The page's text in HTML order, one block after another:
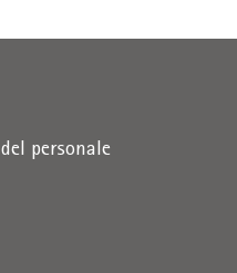
personale